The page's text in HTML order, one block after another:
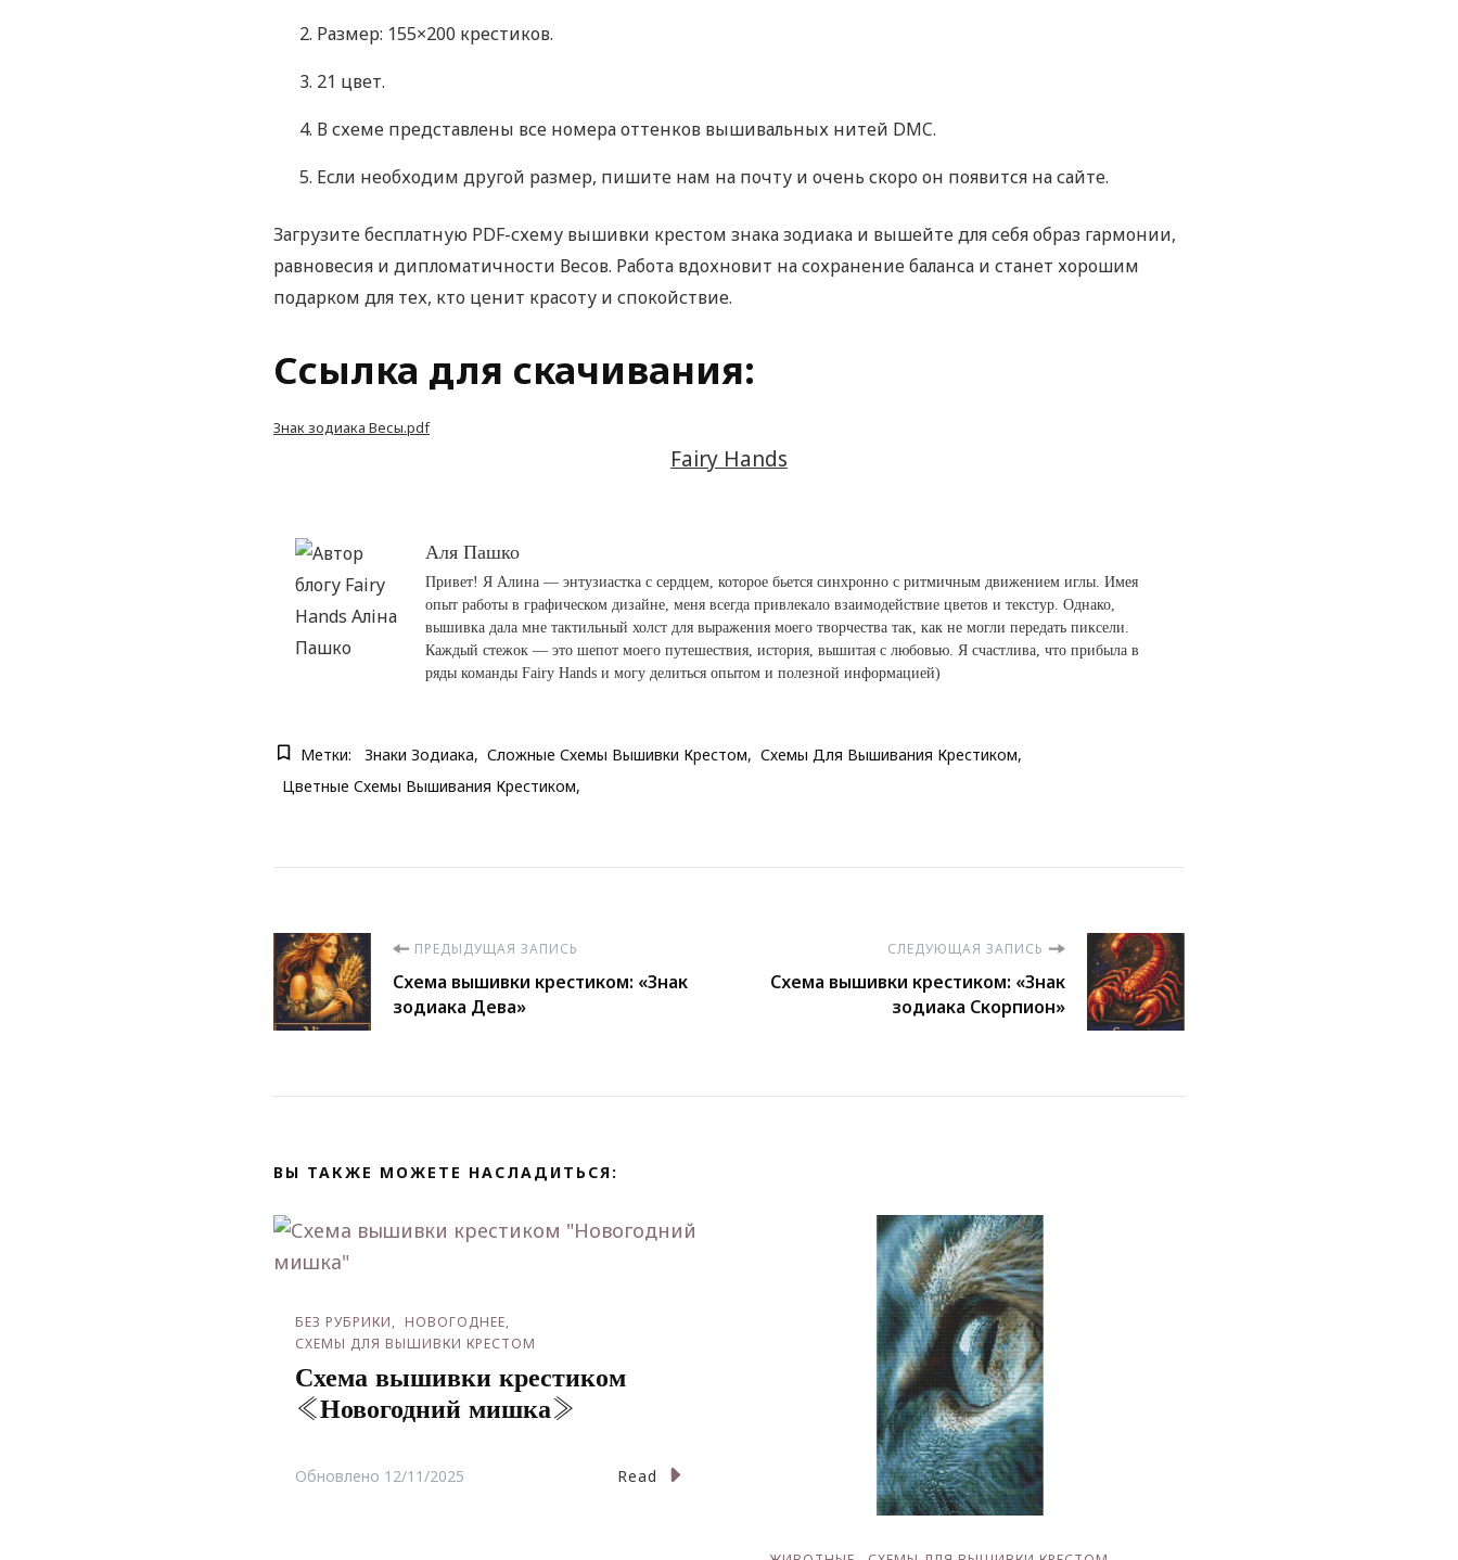
Размер: 155×200 крестиков.
21 цвет.
В схеме представлены все номера оттенков вышивальных нитей DMC.
Если необходим другой размер, пишите нам на почту и очень скоро он появится на сайте.
Загрузите бесплатную PDF-схему вышивки крестом знака зодиака и вышейте для себя образ гармонии,
равновесия и дипломатичности Весов. Работа вдохновит на сохранение баланса и станет хорошим
подарком для тех, кто ценит красоту и спокойствие.
Ссылка для скачивания:
Знак зодиака Весы.pdf
Fairy Hands
Аля Пашко
Привет! Я Алина — энтузиастка с сердцем, которое бьется синхронно с ритмичным движением иглы. Имея
опыт работы в графическом дизайне, меня всегда привлекало взаимодействие цветов и текстур. Однако,
вышивка дала мне тактильный холст для выражения моего творчества так, как не могли передать пиксели.
Каждый стежок — это шепот моего путешествия, история, вышитая с любовью. Я счастлива, что прибыла в
ряды команды Fairy Hands и могу делиться опытом и полезной информацией)
Метки: Знаки Зодиака Сложные Схемы Вышивки Крестом
Схемы Для Вышивания Крестиком
Цветные Схемы Вышивания Крестиком
Навигация
по
ПРЕДЫДУЩАЯ ЗАПИСЬ
Схема вышивки крестиком: «Знак
зодиака Дева»
СЛЕДУЮЩАЯ ЗАПИСЬ
Схема вышивки крестиком: «Знак
зодиака Скорпион»
ВЫ ТАКЖЕ МОЖЕТЕ НАСЛАДИТЬСЯ:
БЕЗ РУБРИКИ
НОВОГОДНЕЕ
СХЕМЫ ДЛЯ ВЫШИВКИ КРЕСТОМ
Схема вышивки крестиком
«Новогодний мишка»
Обновлено 12/11/2025 Read